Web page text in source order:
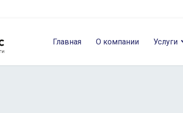
Главная О компании Услуги